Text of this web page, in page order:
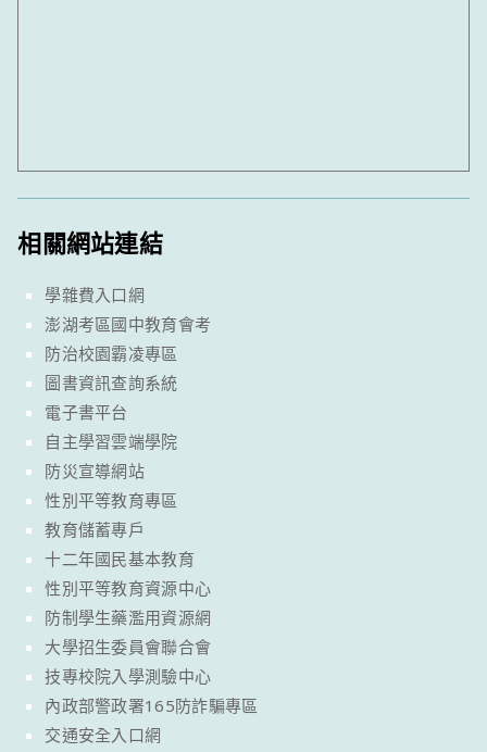
相關網站連結
學雜費入口網
澎湖考區國中教育會考
防治校園霸凌專區
圖書資訊查詢系統
電子書平台
自主學習雲端學院
防災宣導網站
性別平等教育專區
教育儲蓄專戶
十二年國民基本教育
性別平等教育資源中心
防制學生藥濫用資源網
大學招生委員會聯合會
技專校院入學測驗中心
內政部警政署165防詐騙專區
交通安全入口網